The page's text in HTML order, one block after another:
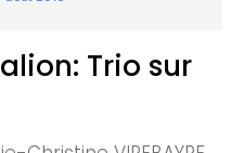
Trio sur